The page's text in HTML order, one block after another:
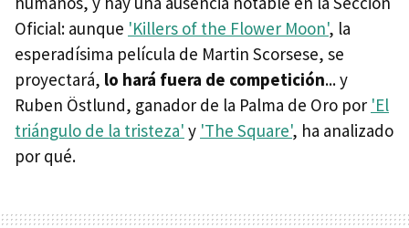
Oficial: aunque 'Killers of the Flower Moon', la
esperadísima película de Martin Scorsese, se
proyectará, lo hará fuera de competición... y
Ruben Östlund, ganador de la Palma de Oro por 'El
triángulo de la tristeza' y 'The Square', ha analizado
por qué.